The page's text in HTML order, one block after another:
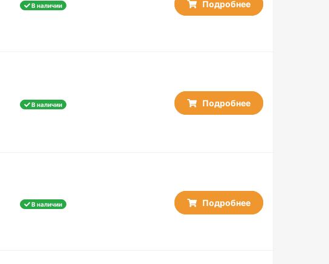
В наличии Подробнее
В наличии Подробнее
В наличии Подробнее